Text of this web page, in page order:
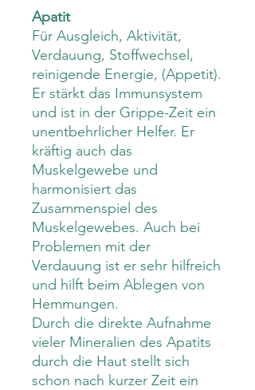
Apatit
Für Ausgleich, Aktivität,
Verdauung, Stoffwechsel,
reinigende Energie, (Appetit).
Er stärkt das Immunsystem
und ist in der Grippe-Zeit ein
unentbehrlicher Helfer. Er
kräftig auch das
Muskelgewebe und
harmonisiert das
Zusammenspiel des
Muskelgewebes. Auch bei
Problemen mit der
Verdauung ist er sehr hilfreich
und hilft beim Ablegen von
Hemmungen.
Durch die direkte Aufnahme
vieler Mineralien des Apatits
durch die Haut stellt sich
schon nach kurzer Zeit ein